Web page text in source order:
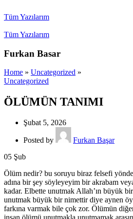
Tüm Yazılarım
Tüm Yazılarım
Furkan Basar
Home » Uncategorized »
Uncategorized
ÖLÜMÜN TANIMI
Şubat 5, 2026
Posted by
Furkan Başar
05 Şub
Ölüm nedir? bu soruyu biraz felsefi
adına bir şey söyleyeyim bir akrabam
kadar. Elbette unutmak Allah’ın büyük
unutmak büyük bir nimettir diye aynen
farkına varmak bile çok zor. Ölümün